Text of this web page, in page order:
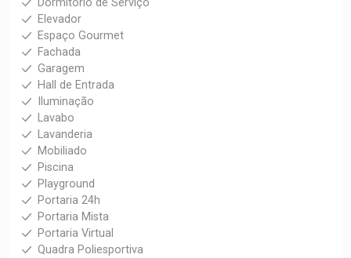
Dormitório de Serviço
Elevador
Espaço Gourmet
Fachada
Garagem
Hall de Entrada
Iluminação
Lavabo
Lavanderia
Mobiliado
Piscina
Playground
Portaria 24h
Portaria Mista
Portaria Virtual
Quadra Poliesportiva